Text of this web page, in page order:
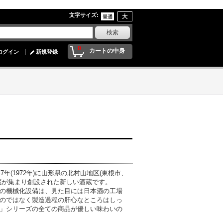
文字サイズ:
0 カートの中身
グイン 新規登録
(1972年)に山形県の北村山地区(東根市、
集まり創設された新しい酒蔵です。
機械化設備は、見た目には日本酒の工場
ではなく製造過程の肝心なところはしっ
シリーズの全ての商品が優しい味わいの